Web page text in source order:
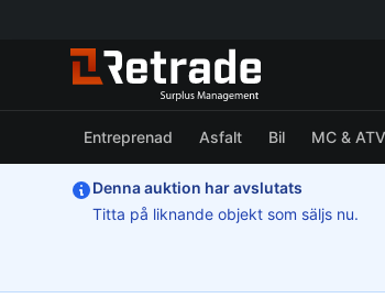
Entreprenad Asfalt Bil MC & ATV
Denna auktion har avslutats
Titta på liknande objekt som säljs nu.